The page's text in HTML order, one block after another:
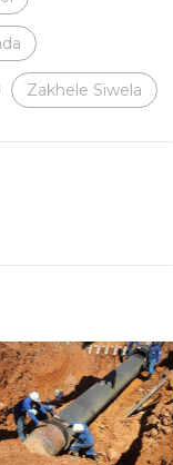
Zakhele Siwela